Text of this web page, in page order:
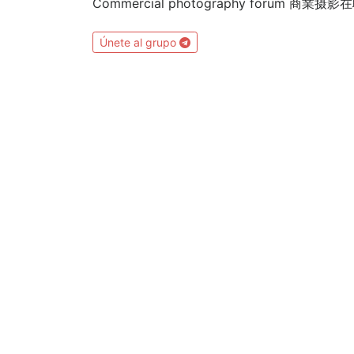
Commercial photography forum 商業摄影在
Únete al grupo